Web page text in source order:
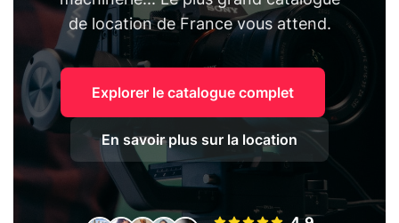
de location de France vous attend.
Explorer le catalogue complet
En savoir plus sur la location